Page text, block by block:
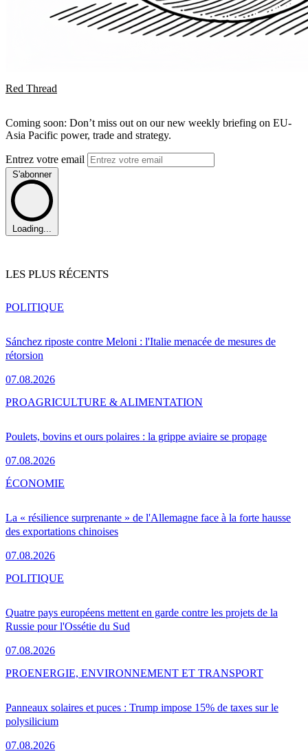
Red Thread
Coming soon: Don’t miss out on our new weekly briefing on EU-
Asia Pacific power, trade and strategy.
Entrez votre email
S'abonner
Loading...
LES PLUS RÉCENTS
Sánchez riposte contre Meloni : l'Italie menacée de mesures de
rétorsion
07.08.2026
POLITIQUE
Poulets, bovins et ours polaires : la grippe aviaire se propage
07.08.2026
PROAGRICULTURE & ALIMENTATION
La « résilience surprenante » de l'Allemagne face à la forte hausse
des exportations chinoises
07.08.2026
ÉCONOMIE
Quatre pays européens mettent en garde contre les projets de la
Russie pour l'Ossétie du Sud
07.08.2026
POLITIQUE
Panneaux solaires et puces : Trump impose 15% de taxes sur le
polysilicium
07.08.2026
PROENERGIE, ENVIRONNEMENT ET TRANSPORT